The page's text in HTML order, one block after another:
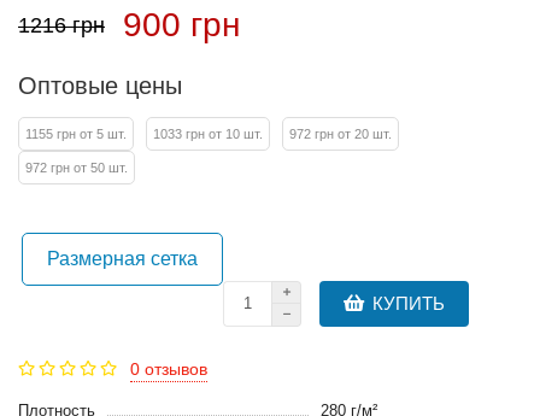
1216 грн 900 грн
Оптовые цены
1155 грн от 5 шт. 1033 грн от 10 шт. 972 грн от 20 шт.
972 грн от 50 шт.
Размерная сетка
КУПИТЬ
0 отзывов
Плотность
280 г/м²